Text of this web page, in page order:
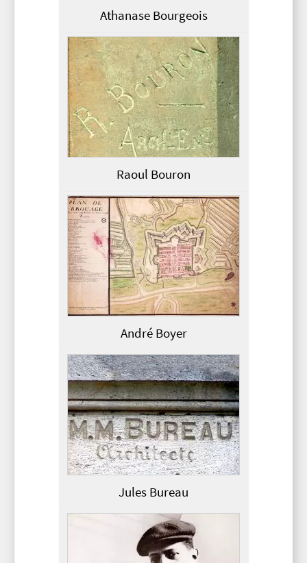
Athanase Bourgeois
Raoul Bouron
André Boyer
Jules Bureau